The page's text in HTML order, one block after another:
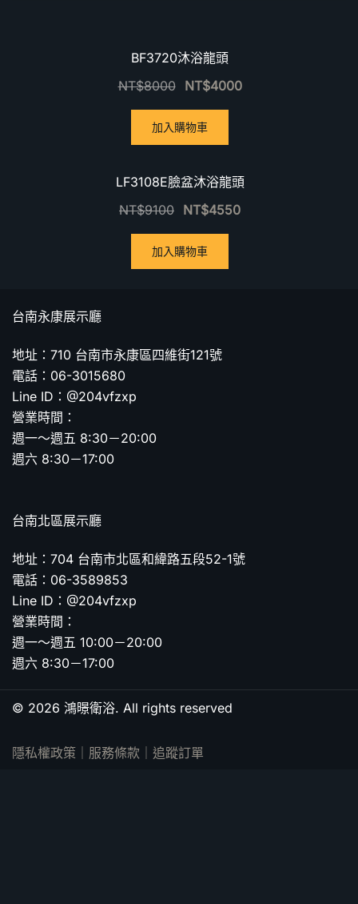
BF3720沐浴龍頭
NT$8000 NT$4000
加入購物車
LF3108E臉盆沐浴龍頭
NT$9100 NT$4550
加入購物車
台南永康展示廳
地址：710 台南市永康區四維街121號
電話：06-3015680
Line ID：@204vfzxp
營業時間：
週一～週五 8:30－20:00
週六 8:30－17:00
台南北區展示廳
地址：704 台南市北區和緯路五段52-1號
電話：06-3589853
Line ID：@204vfzxp
營業時間：
週一～週五 10:00－20:00
週六 8:30－17:00
© 2026 鴻暻衛浴. All rights reserved
隱私權政策 服務條款 追蹤訂單